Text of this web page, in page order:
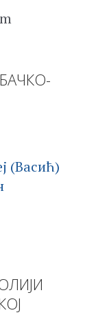
(Васић)